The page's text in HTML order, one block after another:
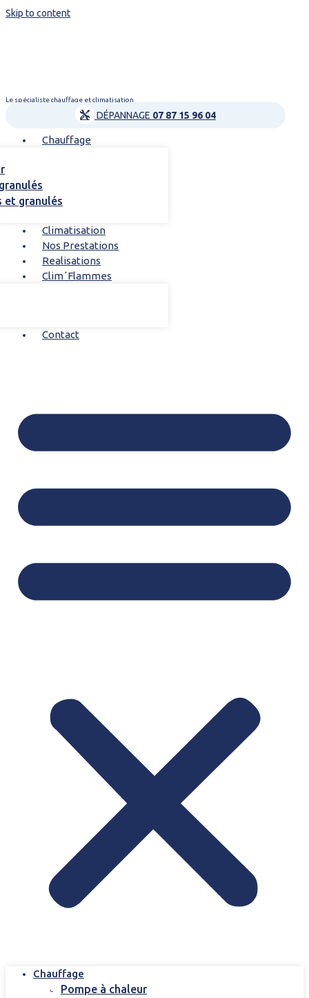
Skip to content
Le spécialiste chauffage et climatisation
DÉPANNAGE 07 87 15 96 04
Chauffage
et granulés
Climatisation
Nos Prestations
Realisations
Clim´Flammes
Contact
Chauffage
Pompe à chaleur